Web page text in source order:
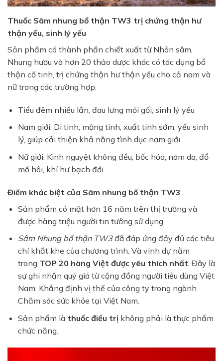
Thuốc Sâm nhung bổ thận TW3 trị chứng thận hư
thận yếu, sinh lý yếu
Sản phẩm có thành phần chiết xuất từ Nhân sâm,
Nhung hươu và hơn 20 thảo dược khác có tác dụng bổ
thận cố tinh, trị chứng thận hư thận yếu cho cả nam và
nữ trong các trường hợp:
Tiểu đêm nhiều lần, đau lưng mỏi gối, sinh lý yếu
Nam giới: Di tinh, mộng tinh, xuất tinh sớm, yếu sinh
lý, giúp cải thiện khả năng tình dục nam giới
Nữ giới: Kinh nguyệt không đều, bốc hỏa, nám da, đổ
mồ hôi, khí hư bạch đới.
Điểm khác biệt của Sâm nhung bổ thận TW3
Sản phẩm có mặt hơn 16 năm trên thị trường và
được hàng triệu người tin tưởng sử dụng.
Sâm Nhung bổ thận TW3đã đáp ứng đầy đủ các tiêu
chí khắt khe của chương trình. Và vinh dự nằm
trong TOP 20 hàng Việt được yêu thích nhất. Đây là
sự ghi nhận quý giá từ cộng đồng người tiêu dùng Việt
Nam. Khẳng định vị thế của công ty trong ngành
Chăm sóc sức khỏe tại Việt Nam.
Sản phẩm là thuốc điều trịkhông phải là thực phẩm
chức năng.